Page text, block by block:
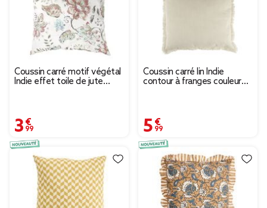
Coussin carré motif végétal
Indie effet toile de jute
3,99 €
Coussin carré lin Indie
contour à franges couleur
5,99 €